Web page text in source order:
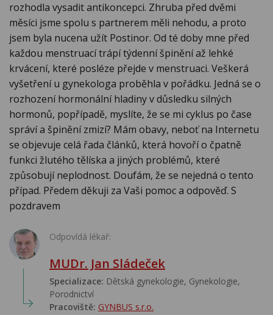
rozhodla vysadit antikoncepci. Zhruba před dvěmi
měsíci jsme spolu s partnerem měli nehodu, a proto
jsem byla nucena užít Postinor. Od té doby mne před
každou menstruací trápí týdenní špinění až lehké
krvácení, které posléze přejde v menstruaci. Veškerá
vyšetření u gynekologa proběhla v pořádku. Jedná se o
rozhození hormonální hladiny v důsledku silných
hormonů, popřípadě, myslíte, že se mi cyklus po čase
správí a špinění zmizí? Mám obavy, neboť na Internetu
se objevuje celá řada článků, která hovoří o čpatně
funkci žlutého tělíska a jiných problémů, které
způsobují neplodnost. Doufám, že se nejedná o tento
případ. Předem děkuji za Vaši pomoc a odpověď. S
pozdravem
Odpovídá lékař:
MUDr. Jan Sládeček
Specializace: Dětská gynekologie, Gynekologie,
Porodnictví
Pracoviště: GYNBUS s.r.o.